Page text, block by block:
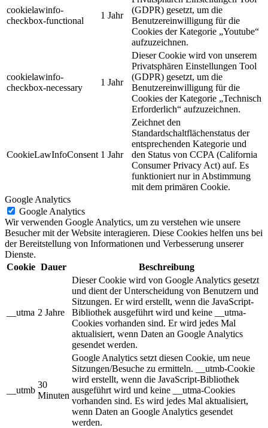
cookielawinfo-
checkbox-functional
1 Jahr
(GDPR) gesetzt, um die
Benutzereinwilligung für die
Cookies der Kategorie „Youtube“
aufzuzeichnen.
cookielawinfo-
checkbox-necessary
1 Jahr
Dieser Cookie wird von unserem
Privatsphären Einstellungen Tool
(GDPR) gesetzt, um die
Benutzereinwilligung für die
Cookies der Kategorie „Technisch
Erforderlich“ aufzuzeichnen.
CookieLawInfoConsent 1 Jahr
Zeichnet den
Standardschaltflächenstatus der
entsprechenden Kategorie und
den Status von CCPA (California
Consumer Privacy Act) auf. Es
funktioniert nur in Abstimmung
mit dem primären Cookie.
Google Analytics
Google Analytics
Wir verwenden Google Analytics, um zu verstehen wie unsere
Besucher mit der Website interagieren. Diese Cookies helfen uns bei
der Bereitstellung von Informationen und Verbesserung unserer
Dienste.
Cookie Dauer Beschreibung
__utma 2 Jahre
Dieser Cookie wird von Google Analytics gesetzt
und dient der Unterscheidung von Benutzern und
Sitzungen. Er wird erstellt, wenn die JavaScript-
Bibliothek ausgeführt wird und keine __utma-
Cookies vorhanden sind. Er wird jedes Mal
aktualisiert, wenn Daten an Google Analytics
gesendet werden.
__utmb
30
Minuten
Google Analytics setzt diesen Cookie, um neue
Sitzungen/Besuche zu ermitteln. __utmb-Cookie
wird erstellt, wenn die JavaScript-Bibliothek
ausgeführt wird und keine __utma-Cookies
vorhanden sind. Es wird jedes Mal aktualisiert,
wenn Daten an Google Analytics gesendet
werden.